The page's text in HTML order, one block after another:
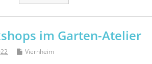
im Garten-Atelier
Viernheim